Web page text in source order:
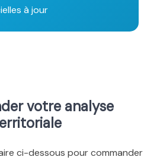
à jour
votre analyse
ci-dessous pour commander